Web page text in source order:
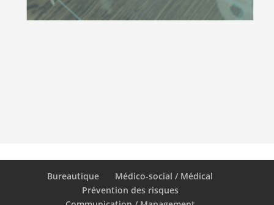
Bureautique
Médico-social / Médical
Prévention des risques